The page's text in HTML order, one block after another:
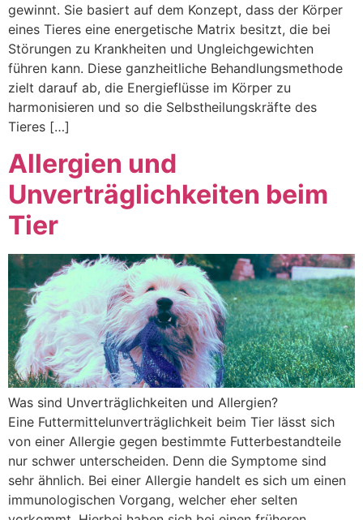
gewinnt. Sie basiert auf dem Konzept, dass der Körper
eines Tieres eine energetische Matrix besitzt, die bei
Störungen zu Krankheiten und Ungleichgewichten
führen kann. Diese ganzheitliche Behandlungsmethode
zielt darauf ab, die Energieflüsse im Körper zu
harmonisieren und so die Selbstheilungskräfte des
Tieres […]
Allergien und
Unverträglichkeiten beim
Tier
Was sind Unverträglichkeiten und Allergien?
Eine Futtermittelunverträglichkeit beim Tier lässt sich
von einer Allergie gegen bestimmte Futterbestandteile
nur schwer unterscheiden. Denn die Symptome sind
sehr ähnlich. Bei einer Allergie handelt es sich um einen
immunologischen Vorgang, welcher eher selten